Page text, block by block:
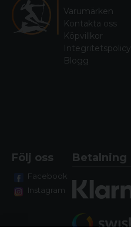
Varumärken
Kontakta oss
Köpvillkor
Integritetspolicy
Blogg
Följ oss
Facebook
Instagram
Betalning